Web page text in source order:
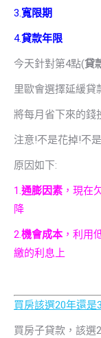
3.寬限期
4.貸款年限
今天針對第4點(貸
里歐會選擇延緩貸
將每月省下來的錢
注意!不是花掉!不
原因如下:
1.通膨因素 ，現在
降
2.機會成本 ，利用
繳的利息上
買房該選20年還是
買房子貸款，該選